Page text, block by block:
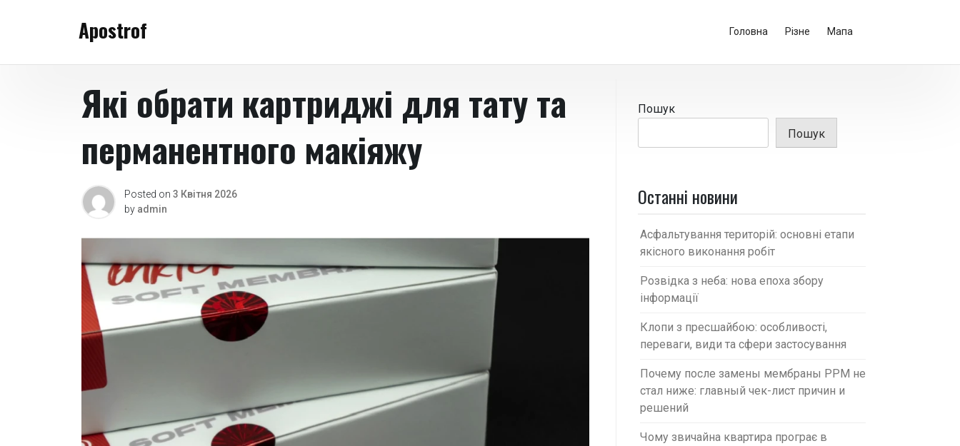
Apostrof Головна Різне Мапа
Які обрати картриджі для тату та
перманентного макіяжу
Posted on 3 Квітня 2026
by admin
Пошук
Пошук
Останні новини
Асфальтування територій: основні етапи
якісного виконання робіт
Розвідка з неба: нова епоха збору
інформації
Клопи з пресшайбою: особливості,
переваги, види та сфери застосування
Почему после замены мембраны PPM не
стал ниже: главный чек-лист причин и
решений
Чому звичайна квартира програє в